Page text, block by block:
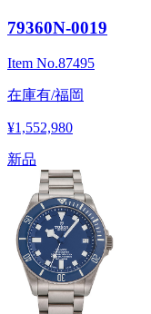
79360N-0019
Item No.87495
在庫有/福岡
¥1,552,980
新品